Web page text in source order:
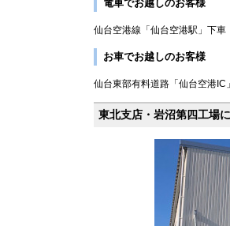
電車でお越しのお客様
仙台空港線「仙台空港駅」下車
お車でお越しのお客様
仙台東部有料道路「仙台空港IC
東北支店・岩沼第四工場